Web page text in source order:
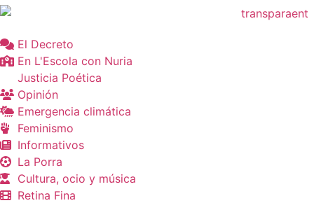
El Decreto
En L'Escola con Nuria
Justicia Poética
Opinión
Emergencia climática
Feminismo
Informativos
La Porra
Cultura, ocio y música
Retina Fina